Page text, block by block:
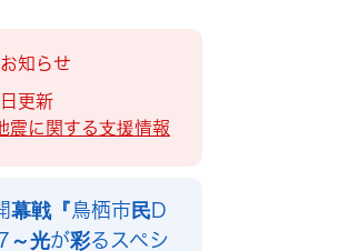
知らせ
更新
震に関する支援情報
幕戦『鳥栖市民D
光が彩るスペシ